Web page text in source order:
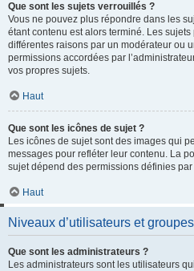
Que sont les sujets verrouillés ?
Vous ne pouvez plus répondre dans les
étant contenu est alors terminé. Les
différentes raisons par un modérateur ou
permissions accordées par
vos propres sujets.
Haut
Que sont les icônes de sujet ?
Les icônes de sujet sont des images qui
messages pour refléter leur contenu. La
sujet dépend des permissions définies par
Haut
Niveaux d’utilisateurs et groupes
Que sont les administrateurs ?
Les administrateurs sont les utilisateurs